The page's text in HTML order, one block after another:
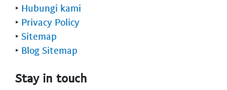
‣ Hubungi kami
‣ Privacy Policy
‣ Sitemap
‣ Blog Sitemap
Stay in touch